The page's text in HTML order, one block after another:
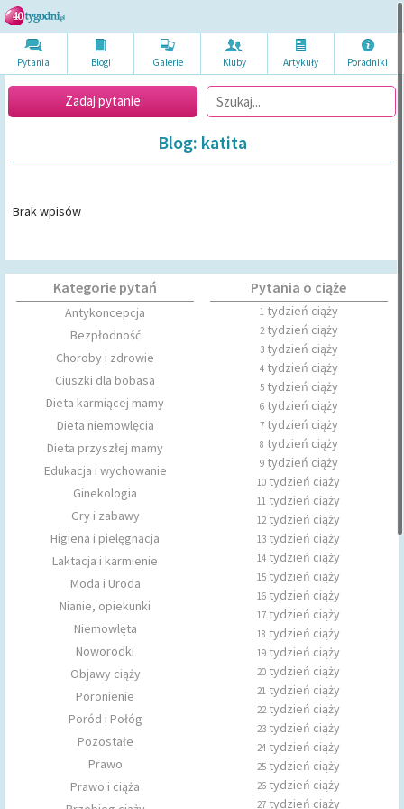
Pytania Blogi Galerie Kluby Artykuły Poradniki
Zadaj pytanie
Blog: katita
Brak wpisów
Kategorie pytań
Antykoncepcja
Bezpłodność
Choroby i zdrowie
Ciuszki dla bobasa
Dieta karmiącej mamy
Dieta niemowlęcia
Dieta przyszłej mamy
Edukacja i wychowanie
Ginekologia
Gry i zabawy
Higiena i pielęgnacja
Laktacja i karmienie
Moda i Uroda
Nianie, opiekunki
Niemowlęta
Noworodki
Objawy ciąży
Poronienie
Poród i Połóg
Pozostałe
Prawo
Prawo i ciąża
Pytania o ciąże
1tydzień ciąży
2tydzień ciąży
3tydzień ciąży
4tydzień ciąży
5tydzień ciąży
6tydzień ciąży
7tydzień ciąży
8 tydzień ciąży
9tydzień ciąży
10 tydzień ciąży
11 tydzień ciąży
12tydzień ciąży
13 tydzień ciąży
14 tydzień ciąży
15 tydzień ciąży
16 tydzień ciąży
17 tydzień ciąży
18 tydzień ciąży
19 tydzień ciąży
20 tydzień ciąży
21 tydzień ciąży
22tydzień ciąży
23 tydzień ciąży
24 tydzień ciąży
25 tydzień ciąży
26 tydzień ciąży
27 tydzień ciąży